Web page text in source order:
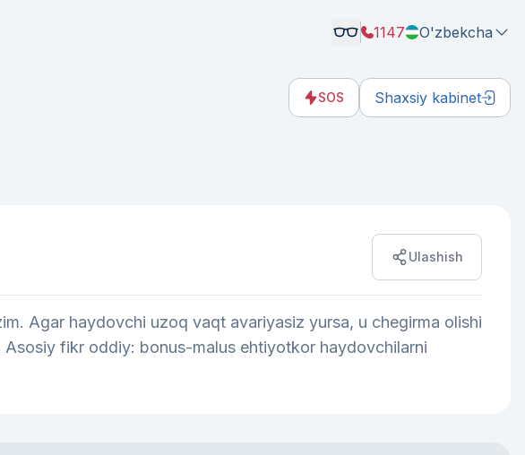
1147 O'zbekcha
SOS Shaxsiy kabinet
Ulashish
Agar haydovchi uzoq vaqt avariyasiz yursa, u chegirma olishi
Asosiy fikr oddiy: bonus-malus ehtiyotkor haydovchilarni